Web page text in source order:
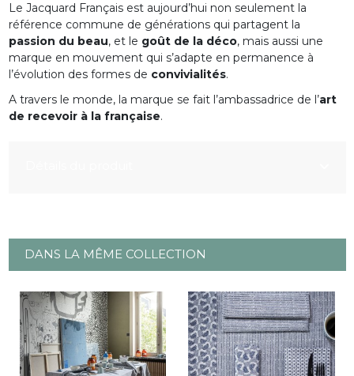
Le Jacquard Français est aujourd’hui non seulement la
référence commune de générations qui partagent la
passion du beau, et le goût de la déco, mais aussi une
marque en mouvement qui s’adapte en permanence à
l’évolution des formes de convivialités.
A travers le monde, la marque se fait l’ambassadrice de l’art
de recevoir à la française.
DANS LA MÊME COLLECTION